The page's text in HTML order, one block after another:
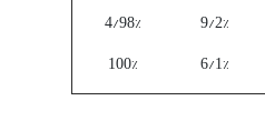
9/2%
4/98%
6/1%
100%